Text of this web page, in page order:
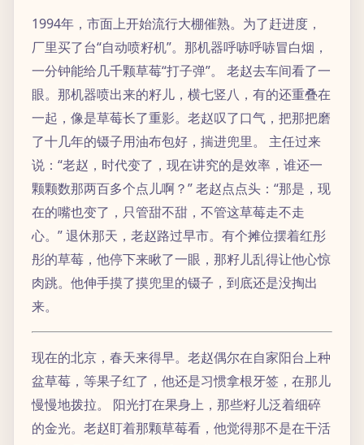
1994年，市面上开始流行大棚催熟。为了赶进度，
厂里买了台“自动喷籽机”。那机器呼哧呼哧冒白烟，
一分钟能给几千颗草莓“打子弹”。 老赵去车间看了一
眼。那机器喷出来的籽儿，横七竖八，有的还重叠在
一起，像是草莓长了重影。老赵叹了口气，把那把磨
了十几年的镊子用油布包好，揣进兜里。 主任过来
说：“老赵，时代变了，现在讲究的是效率，谁还一
颗颗数那两百多个点儿啊？” 老赵点点头：“那是，现
在的嘴也变了，只管甜不甜，不管这草莓走不走
心。” 退休那天，老赵路过早市。有个摊位摆着红彤
彤的草莓，他停下来瞅了一眼，那籽儿乱得让他心惊
肉跳。他伸手摸了摸兜里的镊子，到底还是没掏出
来。
现在的北京，春天来得早。老赵偶尔在自家阳台上种
盆草莓，等果子红了，他还是习惯拿根牙签，在那儿
慢慢地拨拉。 阳光打在果身上，那些籽儿泛着细碎
的金光。老赵盯着那颗草莓看，他觉得那不是在干活